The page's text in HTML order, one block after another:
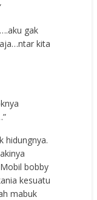
gak
kita
hidungnya.
bobby
kesuatu
mabuk